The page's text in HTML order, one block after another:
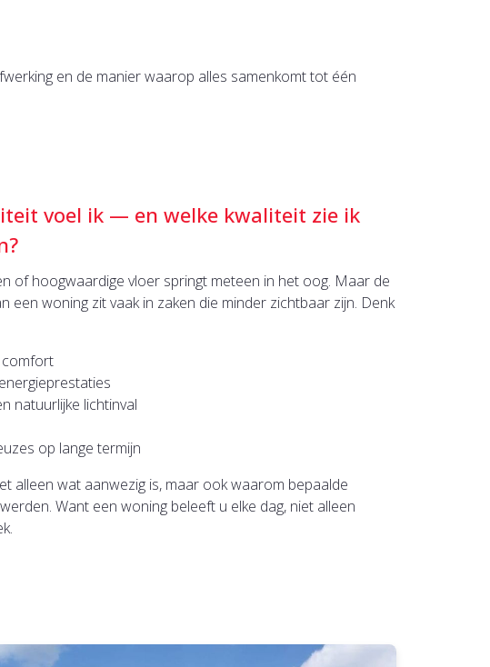
en de manier waarop alles samenkomt tot één
voel ik — en welke kwaliteit zie ik
of hoogwaardige vloer springt meteen in het oog. Maar de
een woning zit vaak in zaken die minder zichtbaar zijn. Denk
natuurlijke lichtinval
op lange termijn
alleen wat aanwezig is, maar ook waarom bepaalde
Want een woning beleeft u elke dag, niet alleen